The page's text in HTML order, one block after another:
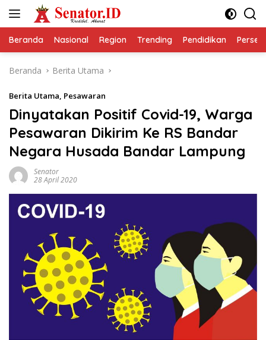
Beranda Nasional Region Trending Pendidikan
Beranda Berita Utama
Berita Utama, Pesawaran
Dinyatakan Positif Covid-19, Warga
Pesawaran Dikirim Ke RS Bandar
Negara Husada Bandar Lampung
Senator
28 April 2020